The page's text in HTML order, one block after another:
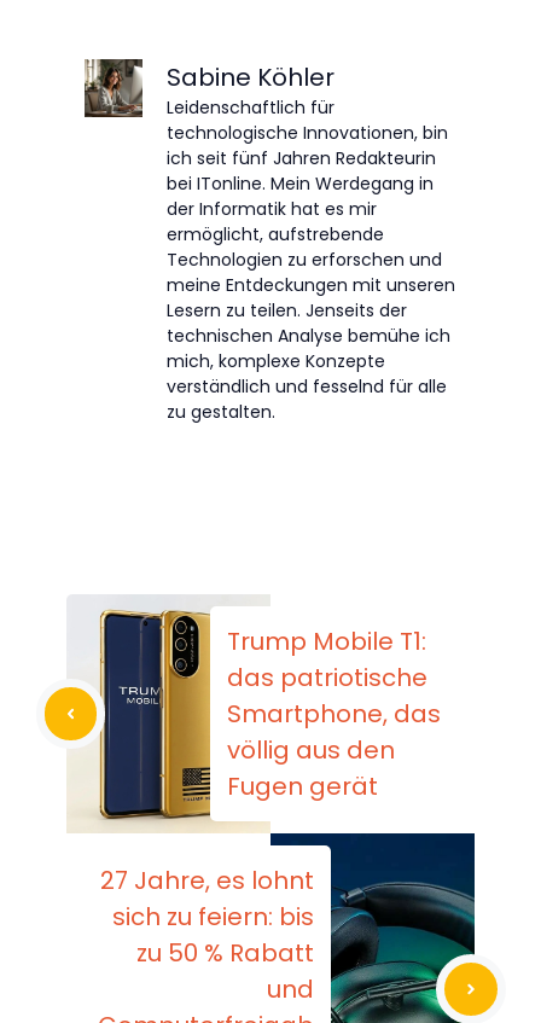
Sabine Köhler
Leidenschaftlich für
technologische Innovationen, bin
ich seit fünf Jahren Redakteurin
bei ITonline. Mein Werdegang in
der Informatik hat es mir
ermöglicht, aufstrebende
Technologien zu erforschen und
meine Entdeckungen mit unseren
Lesern zu teilen. Jenseits der
technischen Analyse bemühe ich
mich, komplexe Konzepte
verständlich und fesselnd für alle
zu gestalten.
Trump Mobile T1:
das patriotische
Smartphone, das
völlig aus den
Fugen gerät
27 Jahre, es lohnt
sich zu feiern: bis
zu 50 % Rabatt
und